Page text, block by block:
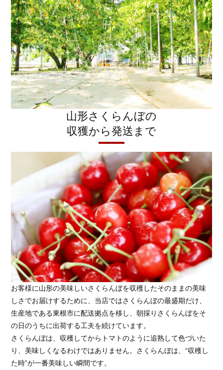
山形さくらんぼの
収獲から発送まで
お客様に山形の美味しいさくらんぼを収穫したそのままの美味
しさでお届けするために、当店ではさくらんぼの最盛期だけ、
生産地である東根市に配送拠点を移し、朝採りさくらんぼをそ
の日のうちに出荷する工夫を続けています。
さくらんぼは、収穫してからトマトのように追熟して色づいた
り、美味しくなるわけではありません。さくらんぼは、“収穫し
た時”が一番美味しい瞬間です。